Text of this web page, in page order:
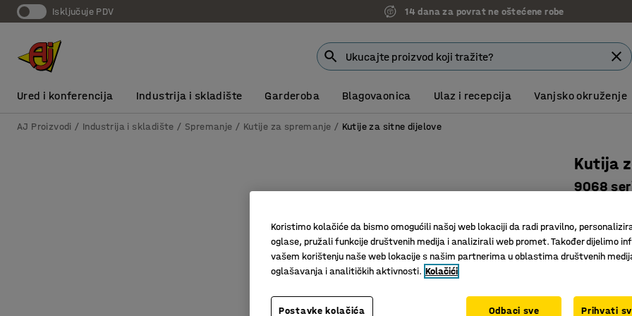
Isključuje PDV 14 dana za povrat ne oštećene robe
Ured i konferencija Industrija i skladište Garderoba Blagovaonica Ulaz i recepcija Vanjsko okruženje
AJ Proizvodi Industrija i skladište Spremanje Kutije za spremanje Kutije za sitne dijelove
Kutija
9068
S
Mogu se
Boja kutija:
Koristimo kolačiće da bismo omogućili našoj web lokaciji da radi pravilno,
oglase, pružali funkcije društvenih medija i analizirali web promet. Također dijelimo
vašem korištenju naše web lokacije s našim partnerima u oblastima društvenih
oglašavanja i analitičkih aktivnosti. Kolačići
Postavke kolačića Odbaci sve Prihvati